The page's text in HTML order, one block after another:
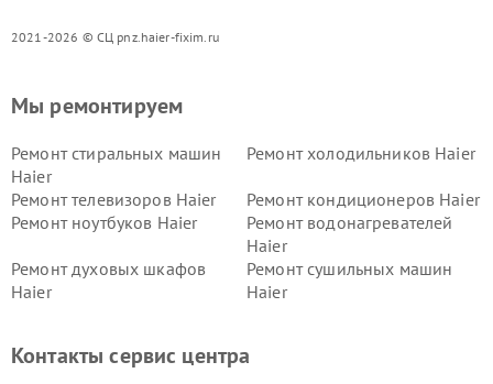
2021-2026 © СЦ pnz.haier-fixim.ru
Мы ремонтируем
Ремонт стиральных машин
Haier
Ремонт холодильников Haier
Ремонт телевизоров Haier
Ремонт кондиционеров Haier
Ремонт ноутбуков Haier
Ремонт водонагревателей
Haier
Ремонт духовых шкафов
Haier
Ремонт сушильных машин
Haier
Ремонт роботов-пылесосов
Ремонт посудомоечных
Контакты сервис центра